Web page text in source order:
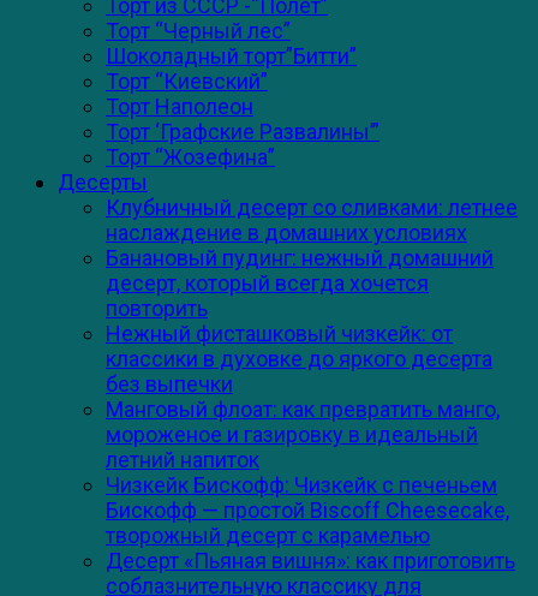
Торт из СССР -“Полёт”
Торт “Черный лес”
Шоколадный торт”Битти”
Торт “Киевский”
Торт Наполеон
Торт ‘Графские Развалины’”
Торт “Жозефина”
Десерты
Клубничный десерт со сливками: летнее
наслаждение в домашних условиях
Банановый пудинг: нежный домашний
десерт, который всегда хочется
повторить
Нежный фисташковый чизкейк: от
классики в духовке до яркого десерта
без выпечки
Манговый флоат: как превратить манго,
мороженое и газировку в идеальный
летний напиток
Чизкейк Бискофф: Чизкейк с печеньем
Бискофф — простой Biscoff Cheesecake,
творожный десерт с карамелью
Десерт «Пьяная вишня»: как приготовить
соблазнительную классику для